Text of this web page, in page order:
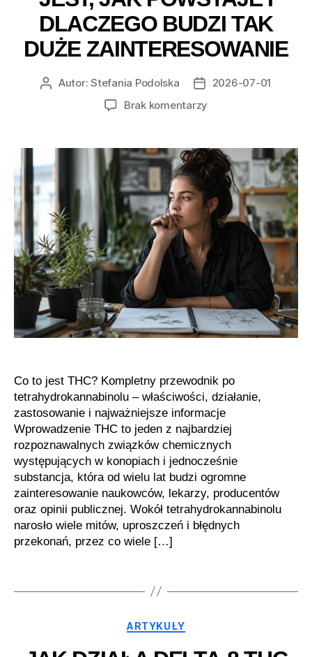
DLACZEGO BUDZI TAK
DUŻE ZAINTERESOWANIE
AutorAutor:Stefania Podolska
Data2026-07-01
Brak komentarzy
podstaw
–
czym
jest,
jak
powstaje
i
dlaczego
budzi
duże
zainteresowanie
Co to jest THC? Kompletny przewodnik po
tetrahydrokannabinolu – właściwości, działanie,
zastosowanie i najważniejsze informacje
Wprowadzenie THC to jeden z najbardziej
rozpoznawalnych związków chemicznych
występujących w konopiach i jednocześnie
substancja, która od wielu lat budzi ogromne
zainteresowanie naukowców, lekarzy, producentów
oraz opinii publicznej. Wokół tetrahydrokannabinolu
narosło wiele mitów, uproszczeń i błędnych
przekonań, przez co wiele […]
Kategorie
ARTYKUŁY